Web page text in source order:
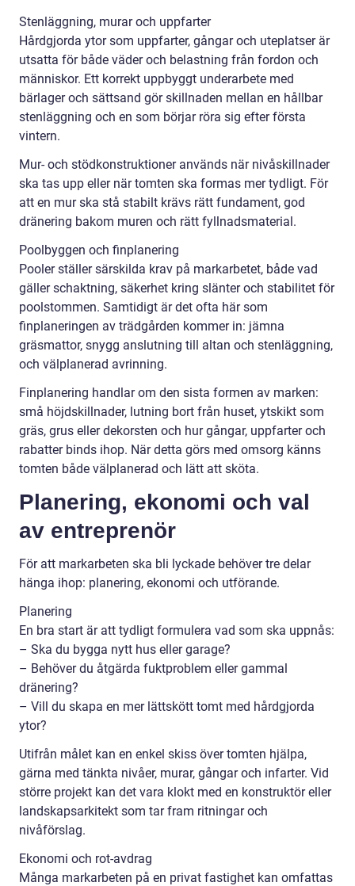
Stenläggning, murar och uppfarter
Hårdgjorda ytor som uppfarter, gångar och uteplatser är
utsatta för både väder och belastning från fordon och
människor. Ett korrekt uppbyggt underarbete med
bärlager och sättsand gör skillnaden mellan en hållbar
stenläggning och en som börjar röra sig efter första
vintern.
Mur- och stödkonstruktioner används när nivåskillnader
ska tas upp eller när tomten ska formas mer tydligt. För
att en mur ska stå stabilt krävs rätt fundament, god
dränering bakom muren och rätt fyllnadsmaterial.
Poolbyggen och finplanering
Pooler ställer särskilda krav på markarbetet, både vad
gäller schaktning, säkerhet kring slänter och stabilitet för
poolstommen. Samtidigt är det ofta här som
finplaneringen av trädgården kommer in: jämna
gräsmattor, snygg anslutning till altan och stenläggning,
och välplanerad avrinning.
Finplanering handlar om den sista formen av marken:
små höjdskillnader, lutning bort från huset, ytskikt som
gräs, grus eller dekorsten och hur gångar, uppfarter och
rabatter binds ihop. När detta görs med omsorg känns
tomten både välplanerad och lätt att sköta.
Planering, ekonomi och val
av entreprenör
För att markarbeten ska bli lyckade behöver tre delar
hänga ihop: planering, ekonomi och utförande.
Planering
En bra start är att tydligt formulera vad som ska uppnås:
– Ska du bygga nytt hus eller garage?
– Behöver du åtgärda fuktproblem eller gammal
dränering?
– Vill du skapa en mer lättskött tomt med hårdgjorda
ytor?
Utifrån målet kan en enkel skiss över tomten hjälpa,
gärna med tänkta nivåer, murar, gångar och infarter. Vid
större projekt kan det vara klokt med en konstruktör eller
landskapsarkitekt som tar fram ritningar och
nivåförslag.
Ekonomi och rot-avdrag
Många markarbeten på en privat fastighet kan omfattas